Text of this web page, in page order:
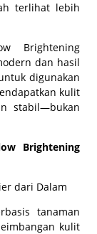
terlihat lebih
Brightening
dan hasil
digunakan
kulit
stabil—bukan
Brightening
dari Dalam
tanaman
kulit